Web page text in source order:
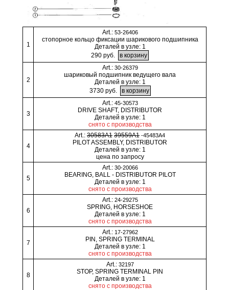
1
Art.: 53-26406
стопорное кольцо фиксации шарикового подшипника
Деталей в узле: 1
290 руб.
2
Art.: 30-26379
шариковый подшипник ведущего вала
Деталей в узле: 1
3730 руб.
3
Art.: 45-30573
DRIVE SHAFT, DISTRIBUTOR
Деталей в узле: 1
снято с производства
4
Art.: 30583A1 39559A1 -45483A4
PILOT ASSEMBLY, DISTRIBUTOR
Деталей в узле: 1
цена по запросу
5
Art.: 30-20066
BEARING, BALL - DISTRIBUTOR PILOT
Деталей в узле: 1
снято с производства
6
Art.: 24-29275
SPRING, HORSESHOE
Деталей в узле: 1
снято с производства
7
Art.: 17-27962
PIN, SPRING TERMINAL
Деталей в узле: 1
снято с производства
8
Art.: 32197
STOP, SPRING TERMINAL PIN
Деталей в узле: 1
снято с производства